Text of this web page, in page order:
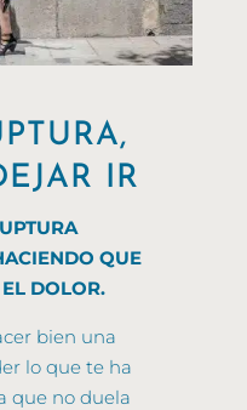
IR
QUE
DOLOR.
bien una
lo que te ha
que no duela